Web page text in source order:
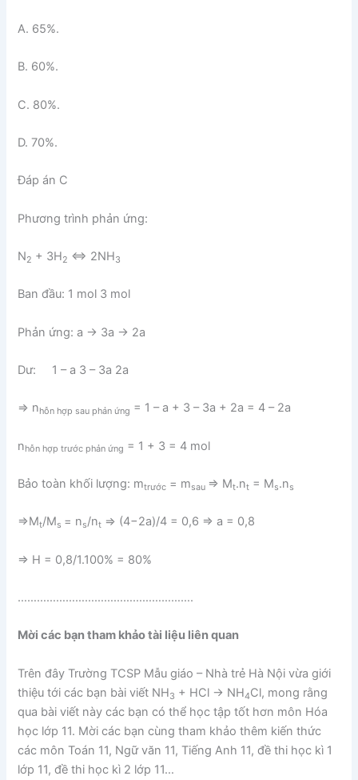
A. 65%.
B. 60%.
C. 80%.
D. 70%.
Đáp án C
Phương trình phản ứng:
N2 + 3H2 ⇔ 2NH3
Ban đầu: 1 mol 3 mol
Phản ứng: a → 3a → 2a
Dư: 1 – a 3 – 3a 2a
=> nhỗn hợp sau phản ứng = 1 – a + 3 – 3a + 2a = 4 – 2a
nhỗn hợp trước phản ứng = 1 + 3 = 4 mol
Bảo toàn khối lượng: mtrước = msau => Mt.nt = Ms.ns
=>Mt/Ms = ns/nt => (4−2a)/4 = 0,6 => a = 0,8
=> H = 0,8/1.100% = 80%
……………………………………………….
Mời các bạn tham khảo tài liệu liên quan
Trên đây Trường TCSP Mẫu giáo – Nhà trẻ Hà Nội vừa giới
thiệu tới các bạn bài viết NH3 + HCl → NH4Cl, mong rằng
qua bài viết này các bạn có thể học tập tốt hơn môn Hóa
học lớp 11. Mời các bạn cùng tham khảo thêm kiến thức
các môn Toán 11, Ngữ văn 11, Tiếng Anh 11, đề thi học kì 1
lớp 11, đề thi học kì 2 lớp 11…